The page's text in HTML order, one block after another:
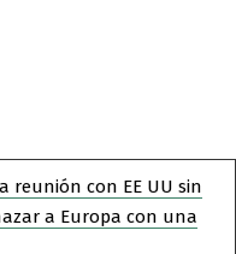
reunión con EE UU sin
a Europa con una